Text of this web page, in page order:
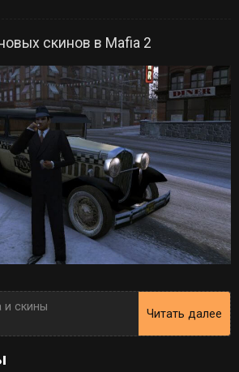
скинов в Mafia 2
скины
Читать далее